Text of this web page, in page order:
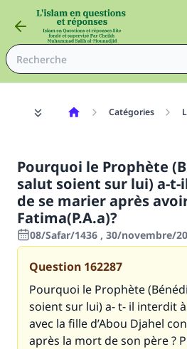
Catégories
Pourquoi le Prophète
salut soient sur lui) a-
de se marier après
Fatima(P.A.a)?
08/Safar/1436 , 30/novembre/
Question 162287
Pourquoi le Prophète
soient sur lui) a- t- il interdit
avec la fille d’Abou Djahel
après la mort de son père ?